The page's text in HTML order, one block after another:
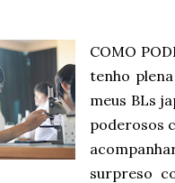
COMO
tenho
meus BLs
poderosos
surpreso